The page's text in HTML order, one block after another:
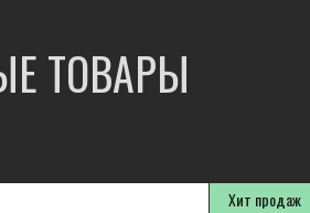
ТОВАРЫ
Хит продаж